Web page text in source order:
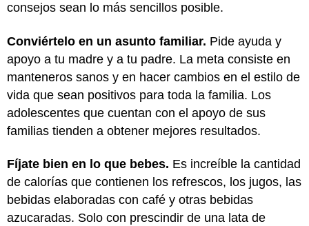
consejos sean lo más sencillos posible.
Conviértelo en un asunto familiar. Pide ayuda y
apoyo a tu madre y a tu padre. La meta consiste en
manteneros sanos y en hacer cambios en el estilo de
vida que sean positivos para toda la familia. Los
adolescentes que cuentan con el apoyo de sus
familias tienden a obtener mejores resultados.
Fíjate bien en lo que bebes. Es increíble la cantidad
de calorías que contienen los refrescos, los jugos, las
bebidas elaboradas con café y otras bebidas
azucaradas. Solo con prescindir de una lata de